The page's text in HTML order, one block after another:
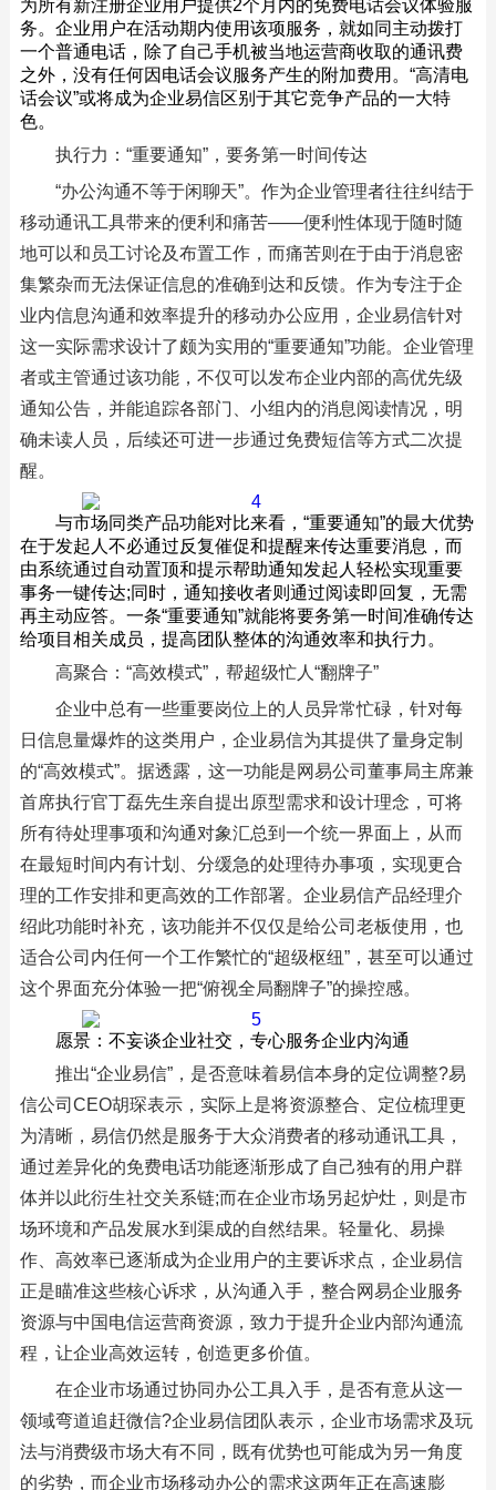
为所有新注册企业用户提供2个月内的免费电话会议体验服
务。企业用户在活动期内使用该项服务，就如同主动拨打
一个普通电话，除了自己手机被当地运营商收取的通讯费
之外，没有任何因电话会议服务产生的附加费用。“高清电
话会议”或将成为企业易信区别于其它竞争产品的一大特
色。
执行力：“重要通知”，要务第一时间传达
“办公沟通不等于闲聊天”。作为企业管理者往往纠结于
移动通讯工具带来的便利和痛苦——便利性体现于随时随
地可以和员工讨论及布置工作，而痛苦则在于由于消息密
集繁杂而无法保证信息的准确到达和反馈。作为专注于企
业内信息沟通和效率提升的移动办公应用，企业易信针对
这一实际需求设计了颇为实用的“重要通知”功能。企业管理
者或主管通过该功能，不仅可以发布企业内部的高优先级
通知公告，并能追踪各部门、小组内的消息阅读情况，明
确未读人员，后续还可进一步通过免费短信等方式二次提
醒。
与市场同类产品功能对比来看，“重要通知”的最大优势
在于发起人不必通过反复催促和提醒来传达重要消息，而
由系统通过自动置顶和提示帮助通知发起人轻松实现重要
事务一键传达;同时，通知接收者则通过阅读即回复，无需
再主动应答。一条“重要通知”就能将要务第一时间准确传达
给项目相关成员，提高团队整体的沟通效率和执行力。
高聚合：“高效模式”，帮超级忙人“翻牌子”
企业中总有一些重要岗位上的人员异常忙碌，针对每
日信息量爆炸的这类用户，企业易信为其提供了量身定制
的“高效模式”。据透露，这一功能是网易公司董事局主席兼
首席执行官丁磊先生亲自提出原型需求和设计理念，可将
所有待处理事项和沟通对象汇总到一个统一界面上，从而
在最短时间内有计划、分缓急的处理待办事项，实现更合
理的工作安排和更高效的工作部署。企业易信产品经理介
绍此功能时补充，该功能并不仅仅是给公司老板使用，也
适合公司内任何一个工作繁忙的“超级枢纽”，甚至可以通过
这个界面充分体验一把“俯视全局翻牌子”的操控感。
愿景：不妄谈企业社交，专心服务企业内沟通
推出“企业易信”，是否意味着易信本身的定位调整?易
信公司CEO胡琛表示，实际上是将资源整合、定位梳理更
为清晰，易信仍然是服务于大众消费者的移动通讯工具，
通过差异化的免费电话功能逐渐形成了自己独有的用户群
体并以此衍生社交关系链;而在企业市场另起炉灶，则是市
场环境和产品发展水到渠成的自然结果。轻量化、易操
作、高效率已逐渐成为企业用户的主要诉求点，企业易信
正是瞄准这些核心诉求，从沟通入手，整合网易企业服务
资源与中国电信运营商资源，致力于提升企业内部沟通流
程，让企业高效运转，创造更多价值。
在企业市场通过协同办公工具入手，是否有意从这一
领域弯道追赶微信?企业易信团队表示，企业市场需求及玩
法与消费级市场大有不同，既有优势也可能成为另一角度
的劣势，而企业市场移动办公的需求这两年正在高速膨